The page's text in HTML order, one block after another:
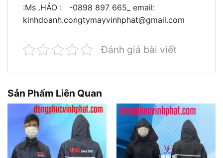
:Ms .HẢO : -0898 897 665_ email:
kinhdoanh.congtymayvinhphat@gmail.com
Đánh giá bài viết
Sản Phẩm Liên Quan